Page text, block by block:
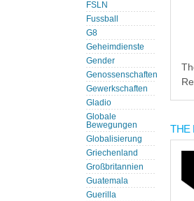
FSLN
Fussball
G8
Geheimdienste
Gender
Genossenschaften
Gewerkschaften
Gladio
Globale
Bewegungen
Globalisierung
Griechenland
Großbritannien
Guatemala
Guerilla
THE